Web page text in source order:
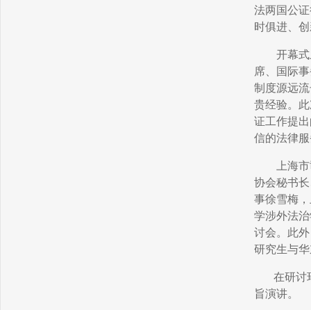
法两国公
时俱进、
开幕
席、国际
制度源远
贵经验。
证工作提
信的法律
上海
协会秘书
事徐雪梅
学涉外法
讨会。此
研究生与
在研讨
旨演讲。